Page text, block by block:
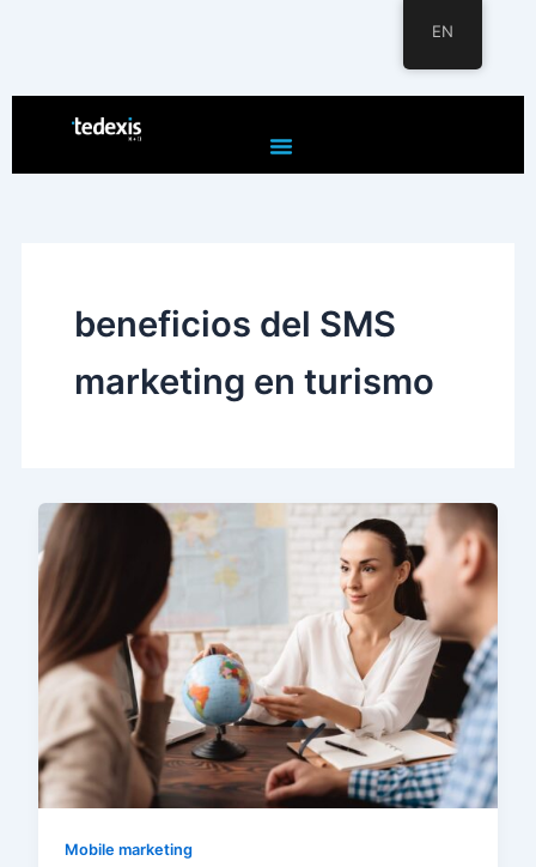
beneficios del SMS
marketing en turismo
Mobile marketing
EN